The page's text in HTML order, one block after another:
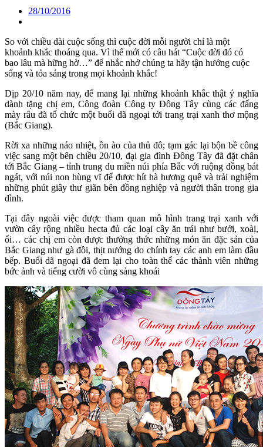
28/10/2016
So với chiều dài cuộc sống thì cuộc đời mỗi người chỉ là một
khoảnh khắc thoáng qua. Vì thế mới có câu hát “Cuộc đời đó có
bao lâu mà hững hờ…” để nhắc nhớ chúng ta hãy tận hưởng cuộc
sống và tỏa sáng trong mọi khoảnh khắc!
Dịp 20/10 năm nay, để mang lại những khoảnh khắc thật ý nghĩa
dành tặng chị em, Công đoàn Công ty Đông Tây cùng các đấng
mày râu đã tổ chức một buổi dã ngoại tới trang trại xanh thơ mộng
(Bắc Giang).
Rời xa những náo nhiệt, ồn ào của thủ đô; tạm gác lại bộn bề công
việc sang một bên chiều 20/10, đại gia đình Đông Tây đã đặt chân
tới Bắc Giang – tỉnh trung du miền núi phía Bắc với ruộng đồng bát
ngát, với núi non hùng vĩ để được hít hà hương quê và trải nghiệm
những phút giây thư giãn bên đồng nghiệp và người thân trong gia
đình.
Tại đây ngoài việc được tham quan mô hình trang trại xanh với
vườn cây rộng nhiều hecta đủ các loại cây ăn trái như bưởi, xoài,
ổi… các chị em còn được thưởng thức những món ăn đặc sản của
Bắc Giang như gà đồi, thịt nướng do chính tay các anh em làm đầu
bếp. Buổi dã ngoại đã đem lại cho toàn thể các thành viên những
bức ảnh và tiếng cười vô cùng sảng khoái